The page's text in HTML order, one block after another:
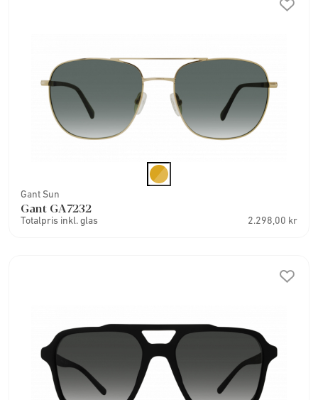
Gant Sun
Gant GA7232
Totalpris inkl. glas 2.298,00 kr